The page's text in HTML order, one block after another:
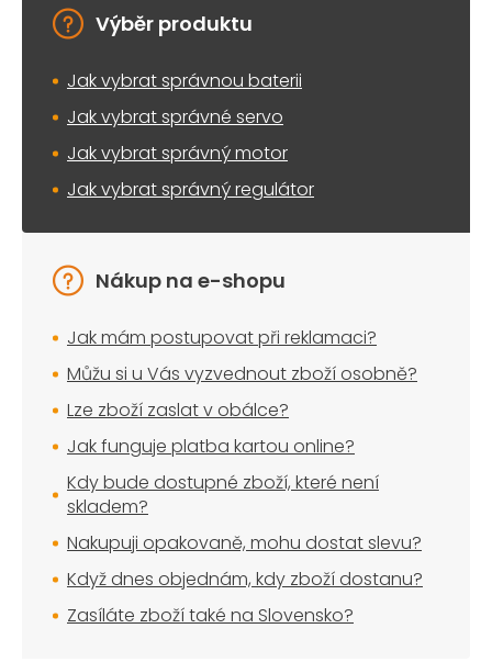
Výběr produktu
Jak vybrat správnou baterii
Jak vybrat správné servo
Jak vybrat správný motor
Jak vybrat správný regulátor
Nákup na e-shopu
Jak mám postupovat při reklamaci?
Můžu si u Vás vyzvednout zboží osobně?
Lze zboží zaslat v obálce?
Jak funguje platba kartou online?
Kdy bude dostupné zboží, které není
skladem?
Nakupuji opakovaně, mohu dostat slevu?
Když dnes objednám, kdy zboží dostanu?
Zasíláte zboží také na Slovensko?